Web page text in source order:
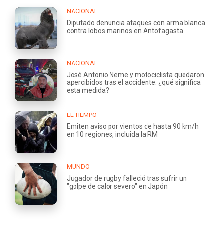
NACIONAL
Diputado denuncia ataques con arma blanca
contra lobos marinos en Antofagasta
NACIONAL
José Antonio Neme y motociclista quedaron
apercibidos tras el accidente: ¿qué significa
esta medida?
EL TIEMPO
Emiten aviso por vientos de hasta 90 km/h
en 10 regiones, incluida la RM
MUNDO
Jugador de rugby falleció tras sufrir un
"golpe de calor severo" en Japón